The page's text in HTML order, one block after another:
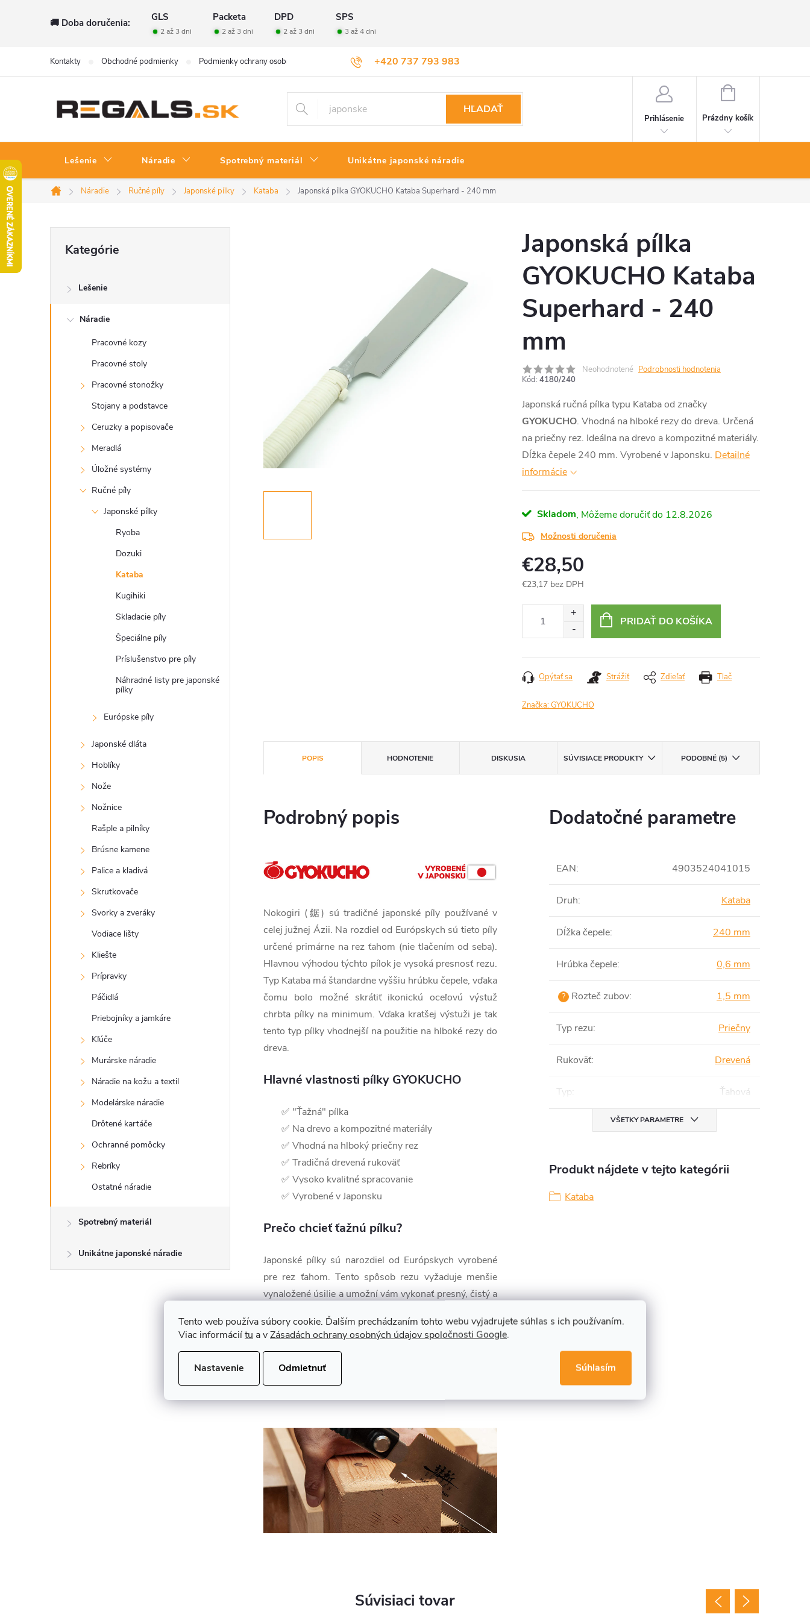
Tento web používa súbory cookie. Ďalším prechádzaním tohto webu vyjadrujete súhlas s ich používaním.
Viac informáciítu a vZásadách ochrany osobných údajov spoločnosti Google.
Nastavenie Odmietnuť Súhlasím
🚚 Doba doručenia: GLS Packeta DPD SPS
2 až 3 dni 2 až 3 dni 2 až 3 dni 3 až 4 dni
+420 737 793 983
Kontakty Obchodné podmienky Podmienky ochrany osobných údajov Veľkoobchod Vrátenie tovaru
HĽADAŤ
Prihlásenie
NÁKUPNÝ
Prázdny košík
Lešenie Náradie Spotrebný materiál Unikátne japonské náradie
Domov
Náradie Ručné píly Japonské pílky Kataba Japonská pílka GYOKUCHO Kataba Superhard - 240 mm
č
kategórie
Kategórie
Lešenie
Náradie
Pracovné kozy
Pracovné stoly
Pracovné stonožky
Stojany a podstavce
Ceruzky a popisovače
Meradlá
Úložné systémy
Ručné píly
Japonské pílky
Ryoba
Dozuki
Kataba
Kugihiki
Skladacie píly
Špeciálne píly
Príslušenstvo pre píly
Náhradné listy pre japonské
pílky
Európske píly
Japonské dláta
Hoblíky
Nože
Nožnice
Rašple a pilníky
Brúsne kamene
Palice a kladivá
Skrutkovače
Svorky a zveráky
Vodiace lišty
Kliešte
Prípravky
Páčidlá
Priebojníky a jamkáre
Kľúče
Murárske náradie
Náradie na kožu a textil
Modelárske náradie
Drôtené kartáče
Ochranné pomôcky
Rebríky
Ostatné náradie
Spotrebný materiál
Unikátne japonské náradie
Japonská pílka
GYOKUCHO Kataba
Superhard - 240
mm
Neohodnotené Podrobnosti hodnotenia
Kód: 4180/240
Japonská ručná pílka typu Kataba od značky
GYOKUCHO. Vhodná na hlboké rezy do dreva. Určená
na priečny rez. Ideálna na drevo a kompozitné materiály.
Dĺžka čepele 240 mm. Vyrobené v Japonsku. Detailné
informácie
Skladom 12.8.2026
Možnosti doručenia
€28,50
€23,17 bez DPH
PRIDAŤ DO KOŠÍKA
Tlač
Opýtať sa Strážiť Zdieľať
Značka:GYOKUCHO
POPIS HODNOTENIE DISKUSIA SÚVISIACE PRODUKTY PODOBNÉ (5)
Podrobný popis
Nokogiri (鋸) sú tradičné japonské píly používané v
celej južnej Ázii. Na rozdiel od Európskych sú tieto píly
určené primárne na rez ťahom (nie tlačením od seba).
Hlavnou výhodou týchto pílok je vysoká presnosť rezu.
Typ Kataba má štandardne vyššiu hrúbku čepele, vďaka
čomu bolo možné skrátiť ikonickú oceľovú výstuž
chrbta pílky na minimum. Vďaka kratšej výstuži je tak
tento typ pílky vhodnejší na použitie na hlboké rezy do
dreva.
Hlavné vlastnosti pílky GYOKUCHO
✅ "Ťažná" pílka
✅ Na drevo a kompozitné materiály
✅ Vhodná na hlboký priečny rez
✅ Tradičná drevená rukoväť
✅ Vysoko kvalitné spracovanie
✅ Vyrobené v Japonsku
Prečo chcieť ťažnú pílku?
Japonské pílky sú narozdiel od Európskych vyrobené
pre rez ťahom. Tento spôsob rezu vyžaduje menšie
vynaložené úsilie a umožní vám vykonať presný, čistý a
pílok sa navyše pri ťahovom pohybe nekrúti, takže váš
rez zostane dokonale rovný. Prevažná väčšina
japonských ručných pílok má vyšší profil čepele a
Dodatočné parametre
EAN: 4903524041015
Druh: Kataba
Dĺžka čepele: 240 mm
Hrúbka čepele: 0,6 mm
? Rozteč zubov: 1,5 mm
Typ rezu: Priečny
Rukoväť: Drevená
Typ: Ťahová
VŠETKY PARAMETRE
Produkt nájdete v tejto kategórii
Kataba
Súvisiaci tovar